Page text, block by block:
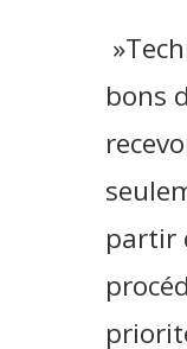
bons
partir